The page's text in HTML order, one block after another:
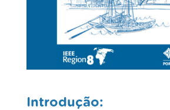
Introdução: